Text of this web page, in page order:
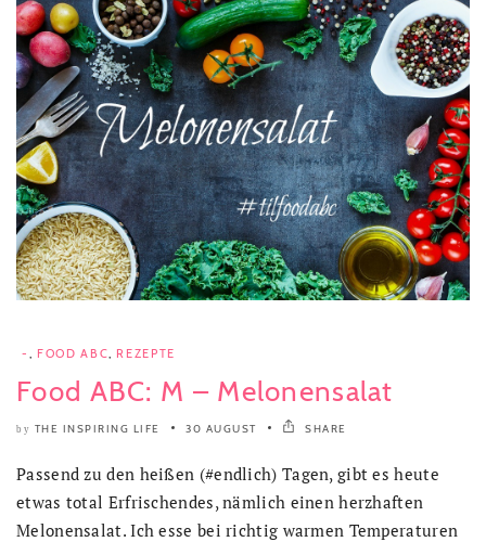
- FOOD ABC REZEPTE
Food ABC: M – Melonensalat
by THE INSPIRING LIFE 30 AUGUST SHARE
Passend zu den heißen (#endlich) Tagen, gibt es heute
etwas total Erfrischendes, nämlich einen herzhaften
Melonensalat. Ich esse bei richtig warmen Temperaturen